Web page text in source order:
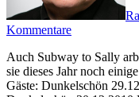
Kommentare
Auch Subway to Sally arbeiten an einer neuen CD. Davor spielen
sie dieses Jahr noch
Gäste: Dunkelschön